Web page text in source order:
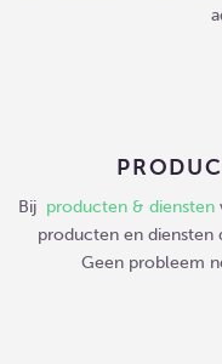
Bij producten & diensten
producten en diensten
Geen probleem